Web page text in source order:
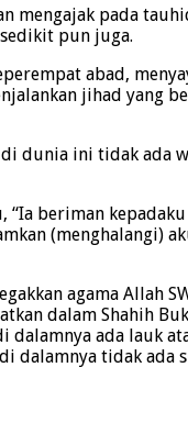
mengajak pada
pun juga.
abad,
jihad yang
dunia ini tidak ada
“Ia beriman
(menghalangi)
agama Allah
dalam Shahih
ada lauk
dalamnya tidak ada